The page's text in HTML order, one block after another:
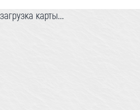
загрузка карты...